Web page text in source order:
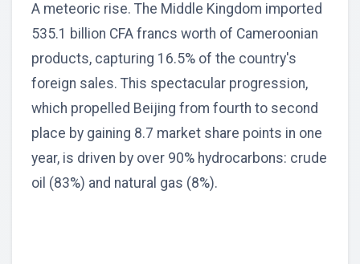
A meteoric rise. The Middle Kingdom imported
535.1 billion CFA francs worth of Cameroonian
products, capturing 16.5% of the country's
foreign sales. This spectacular progression,
which propelled Beijing from fourth to second
place by gaining 8.7 market share points in one
year, is driven by over 90% hydrocarbons: crude
oil (83%) and natural gas (8%).